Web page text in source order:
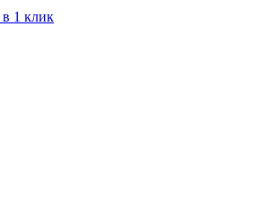
1 клик